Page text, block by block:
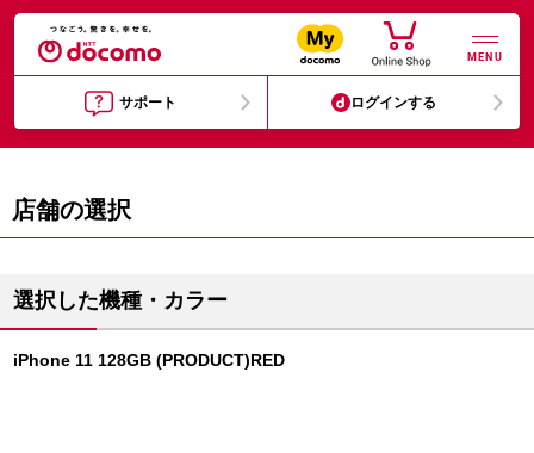
MENU
サポート ログインする
店舗の選択
選択した機種・カラー
iPhone 11 128GB (PRODUCT)RED